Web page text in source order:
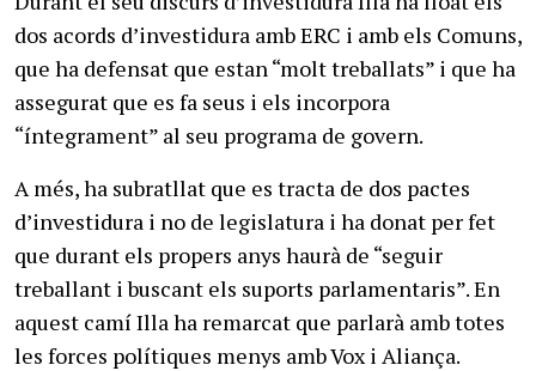
dos acords d’investidura amb ERC i amb els Comuns,
que ha defensat que estan “molt treballats” i que ha
assegurat que es fa seus i els incorpora
“íntegrament” al seu programa de govern.
A més, ha subratllat que es tracta de dos pactes
d’investidura i no de legislatura i ha donat per fet
que durant els propers anys haurà de “seguir
treballant i buscant els suports parlamentaris”. En
aquest camí Illa ha remarcat que parlarà amb totes
les forces polítiques menys amb Vox i Aliança.